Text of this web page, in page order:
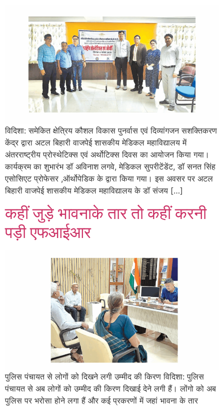
विदिशा: समेकित क्षेत्रिय कौशल विकास पुनर्वास एवं दिव्यांगजन सशक्तिकरण
केंद्र द्वारा अटल बिहारी वाजपेई शासकीय मेडिकल महाविद्यालय में
अंतरराष्ट्रीय प्रोस्थेटिक्स एवं अर्थोटिक्स दिवस का आयोजन किया गया।
कार्यक्रम का शुभारंभ डॉ अविनाश लगवे, मेडिकल सुपरीटेंडेंट, डॉ सनत सिंह
एसोसिएट प्रोफेसर ,ऑर्थोपेडिक के द्वारा किया गया। इस अवसर पर अटल
बिहारी वाजपेई शासकीय मेडिकल महाविद्यालय के डॉ संजय […]
कहीं जुड़े भावनाके तार तो कहीं करनी
पड़ी एफआईआर
पुलिस पंचायत से लोगों को दिखने लगी उम्मीद की किरण विदिशा: पुलिस
पंचायत से अब लोगों को उम्मीद की किरण दिखाई देने लगी हैं। लोंगो को अब
पुलिस पर भरोसा होने लगा हैं और कई प्रकरणों में जहां भावना के तार